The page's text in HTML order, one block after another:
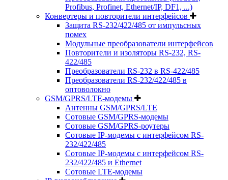
Profibus, Profinet, Ethernet/IP, DF1, ...)
Конвертеры и повторители интерфейсов
Защита RS-232/422/485 от импульсных
помех
Модульные преобразователи интерфейсов
Повторители и изоляторы RS-232, RS-
422/485
Преобразователи RS-232 в RS-422/485
Преобразователи RS-232/422/485 в
оптоволокно
GSM/GPRS/LTE-модемы
Антенны GSM/GPRS/LTE
Сотовые GSM/GPRS-модемы
Сотовые GSM/GPRS-роутеры
Сотовые IP-модемы с интерфейсом RS-
232/422/485
Сотовые IP-модемы с интерфейсом RS-
232/422/485 и Ethernet
Сотовые LTE-модемы